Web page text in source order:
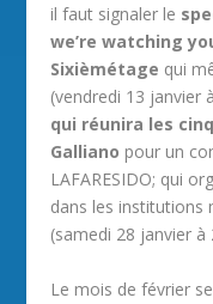
il faut signaler le
we’re watching
Sixièmétage qui
(vendredi 13 janvier
qui réunira les
Galliano pour un
LAFARESIDO; qui
dans les institutions
(samedi 28 janvier à
Le mois de février